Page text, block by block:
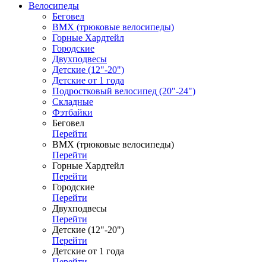
Велосипеды
Беговел
ВМХ (трюковые велосипеды)
Горные Хардтейл
Городские
Двухподвесы
Детские (12"-20")
Детские от 1 года
Подростковый велосипед (20"-24")
Складные
Фэтбайки
Беговел
Перейти
ВМХ (трюковые велосипеды)
Перейти
Горные Хардтейл
Перейти
Городские
Перейти
Двухподвесы
Перейти
Детские (12"-20")
Перейти
Детские от 1 года